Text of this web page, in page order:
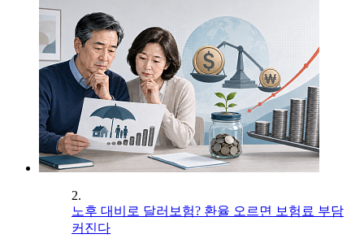
2.
노후 대비로 달러보험? 환율 오르면 보험료 부담
커진다